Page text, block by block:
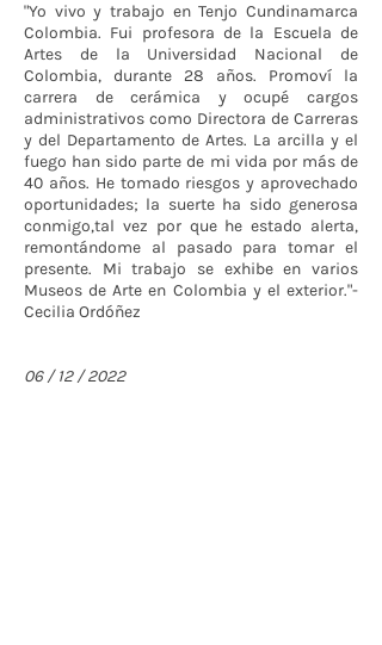
"Yo vivo y trabajo en Tenjo Cundinamarca
Colombia. Fui profesora de la Escuela de
Artes de la Universidad Nacional de
Colombia, durante 28 años. Promoví la
carrera de cerámica y ocupé cargos
administrativos como Directora de Carreras
y del Departamento de Artes. La arcilla y el
fuego han sido parte de mi vida por más de
40 años. He tomado riesgos y aprovechado
oportunidades; la suerte ha sido generosa
conmigo,tal vez por que he estado alerta,
remontándome al pasado para tomar el
presente. Mi trabajo se exhibe en varios
Museos de Arte en Colombia y el exterior."-
Cecilia Ordóñez
06 / 12 / 2022